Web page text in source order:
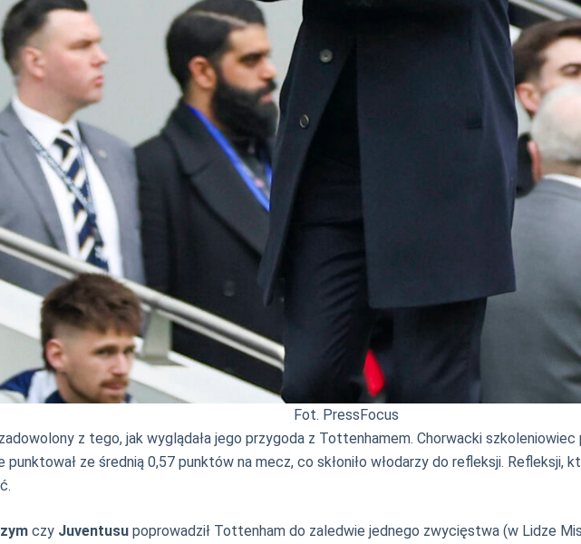
Fot. PressFocus
z tego, jak wyglądała jego przygoda z Tottenhamem. Chorwacki
ze średnią 0,57 punktów na mecz, co skłoniło włodarzy do refleksji. Refleksji,
czy Juventusu poprowadził Tottenham do zaledwie jednego zwycięstwa (w Lidze